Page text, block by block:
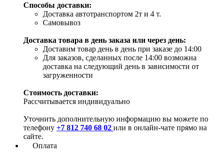
Способы доставки:
Доставка автотранспортом 2т и 4 т.
Самовывоз
Доставка товара в день заказа или через день:
Доставим товар день в день при заказе до 14:00
Для заказов, сделанных после 14:00 возможна
доставка на следующий день в зависимости от
загруженности
Стоимость доставки:
Рассчитывается индивидуально
Уточнить дополнительную информацию вы можете по
телефону +7 812 740 68 02 или в онлайн-чате прямо на
сайте.
Оплата